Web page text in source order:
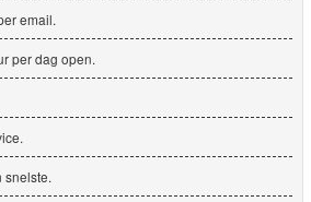
email.
per dag open.